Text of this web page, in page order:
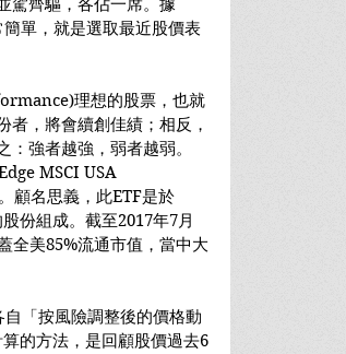
駕齊驅，各佔一席。據
單，就是選取最近股價表
理想的股票，也就
者，將會續創佳績；相反，
強者越強，弱者越弱。
MSCI USA
顧名思義，此ETF是於
份組成。截至2017年7月
全美85%流通市值，當中大
「按風險調整後的價格動
的方法，是回顧股價過去6